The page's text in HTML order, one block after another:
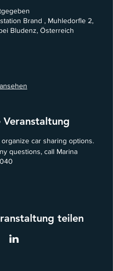
Brand , Muhledorfle 2,
Bludenz, Österreich
car sharing options.
questions, call Marina
teilen